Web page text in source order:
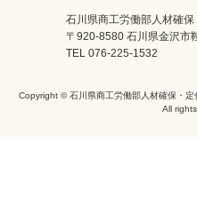
石川県商工労働部人材確
〒920-8580 石川県金沢市
TEL 076-225-1532
Copyright © 石川県商工労働部人材確保・
All